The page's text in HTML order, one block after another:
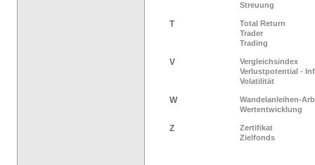
Streuung
T
Total Return
Trader
Trading
V
Vergleichsindex
Verlustpotential -
Volatilität
W
Wandelanleihen-
Wertentwicklung
Z
Zertifikat
Zielfonds